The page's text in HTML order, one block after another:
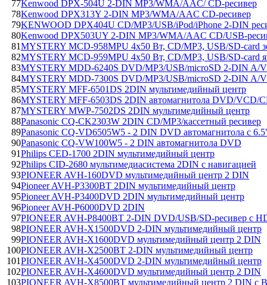
77Kenwood DPX-504U 2-DIN MP3/WMA/AAC/ CD-ресивер
78Kenwood DPX313Y 2-DIN MP3/WMA/AAC CD-ресивер
79KENWOOD DPX404U CD/MP3/USB/iPod/iPhone 2-DIN
80Kenwood DPX503UY 2-DIN MP3/WMA/AAC CD/USB-
81MYSTERY MCD-958MPU 4x50 Вт, CD/MP3, USB/SD-card
82MYSTERY MCD-959MPU 4x50 Вт, CD/MP3, USB/SD-card
83MYSTERY MDD-6240S DVD/MP3/USB/microSD 2-DIN A/V
84MYSTERY MDD-7300S DVD/MP3/USB/microSD 2-DIN A/
85MYSTERY MFF-6501DS 2DIN мультимедийный центр
86MYSTERY MFF-6503DS 2DIN автомагнитола DVD/VCD/
87MYSTERY MWP-7502DS 2DIN мультимедийный центр
88Panasonic CQ-CK2303W 2DIN CD/MP3/кассетный ресивер
89Panasonic CQ-VD6505W5 - 2 DIN DVD автомагнитола c
90Panasonic CQ-VW100W5 - 2 DIN автомагнитола DVD
91Philips CED-1700 2DIN мультимедийный центр
92Philips CID-2680 мультимедиасистема 2DIN с навигацией
93PIONEER AVH-160DVD мультимедийный центр 2 DIN
94Pioneer AVH-P3300BT 2DIN мультимедийный центр
95Pioneer AVH-P3400DVD 2DIN мультимедийный центр
96Pioneer AVH-P6000DVD 2DIN
97PIONEER AVH-P8400BT 2-DIN DVD/USB/SD-ресивер с
98PIONEER AVH-X1500DVD 2-DIN мультимедийный центр
99PIONEER AVH-X1600DVD мультимедийный центр 2 DIN
100PIONEER AVH-X2500BT 2-DIN мультимедийный центр
101PIONEER AVH-X4500DVD 2-DIN мультимедийный центр
102PIONEER AVH-X4600DVD мультимедийный центр 2 DIN
103PIONEER AVH-X8500BT мультимедийный центр 2 DIN с